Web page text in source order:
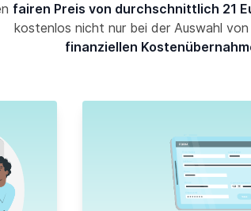
fairen Preis von durchschnittlich 21
kostenlos nicht nur bei der Auswahl
finanziellen